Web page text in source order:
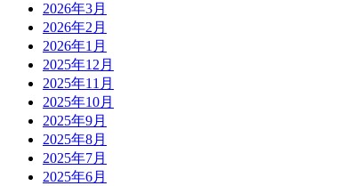
2026年3月
2026年2月
2026年1月
2025年12月
2025年11月
2025年10月
2025年9月
2025年8月
2025年7月
2025年6月